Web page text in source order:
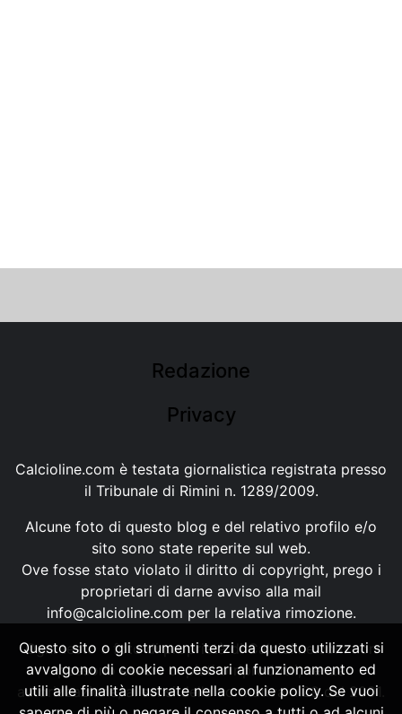
Redazione
Privacy
Calcioline.com è testata giornalistica registrata presso
il Tribunale di Rimini n. 1289/2009.
Alcune foto di questo blog e del relativo profilo e/o
sito sono state reperite sul web.
Ove fosse stato violato il diritto di copyright, prego i
proprietari di darne avviso alla mail
info@calcioline.com per la relativa rimozione.
Ogni testo e foto di proprietà di Calcioline.com non
possono essere copiati o riprodotti, senza
autorizzazione, ai sensi della normativa n.29 del 2001.
Questo sito o gli strumenti terzi da questo utilizzati si
avvalgono di cookie necessari al funzionamento ed
utili alle finalità illustrate nella cookie policy. Se vuoi